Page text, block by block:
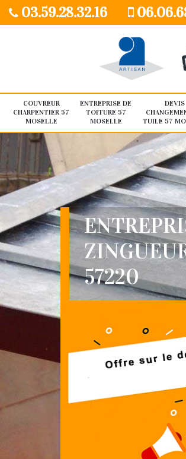
03.59.28.32.16
COUVREUR
CHARPENTIER 57
MOSELLE
ENTREPRISE DE
TOITURE 57
MOSELLE
DEVIS
TUILE 57
57220